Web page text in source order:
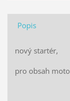
Popis
nový startér,
pro obsah